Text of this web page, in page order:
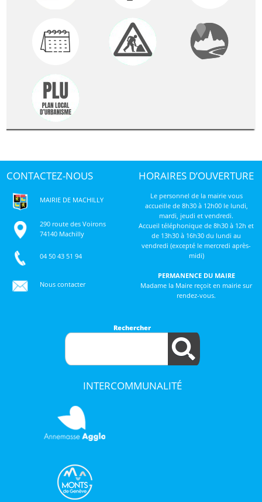
CONTACTEZ-NOUS
MAIRIE DE MACHILLY
290 route des Voirons
74140 Machilly
04 50 43 51 94
Nous contacter
HORAIRES D’OUVERTURE
Le personnel de la mairie vous
accueille de 8h30 à 12h00 le lundi,
mardi, jeudi et vendredi.
Accueil téléphonique de 8h30 à 12h et
de 13h30 à 16h30 du lundi au
vendredi (excepté le mercredi après-
midi)
PERMANENCE DU MAIRE
Madame la Maire reçoit en mairie sur
rendez-vous.
Rechercher
INTERCOMMUNALITÉ